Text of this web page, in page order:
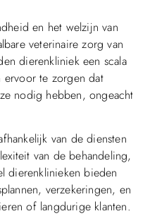
en het welzijn van
veterinaire zorg van
dierenkliniek een scala
ervoor te zorgen dat
nodig hebben, ongeacht
van de diensten
van de behandeling,
dierenklinieken bieden
verzekeringen, en
of langdurige klanten.